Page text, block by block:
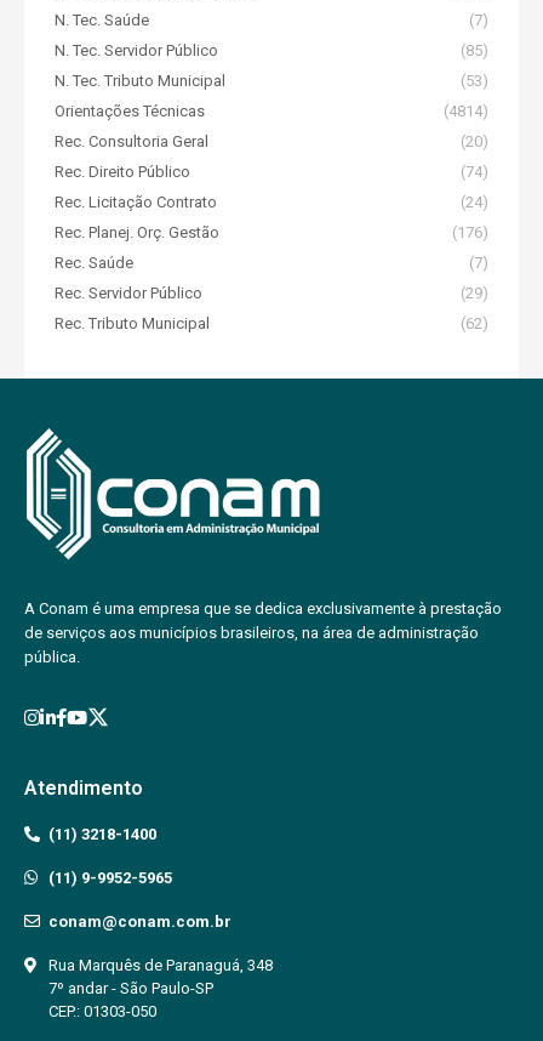
N. Tec. Saúde
(7)
N. Tec. Servidor Público
(85)
N. Tec. Tributo Municipal
(53)
Orientações Técnicas
(4814)
Rec. Consultoria Geral
(20)
Rec. Direito Público
(74)
Rec. Licitação Contrato
(24)
Rec. Planej. Orç. Gestão
(176)
Rec. Saúde
(7)
Rec. Servidor Público
(29)
Rec. Tributo Municipal
(62)
A Conam é uma empresa que se dedica exclusivamente à prestação
de serviços aos municípios brasileiros, na área de administração
pública.
Atendimento
(11) 3218-1400
(11) 9-9952-5965
conam@conam.com.br
Rua Marquês de Paranaguá, 348
7º andar - São Paulo-SP
CEP.: 01303-050